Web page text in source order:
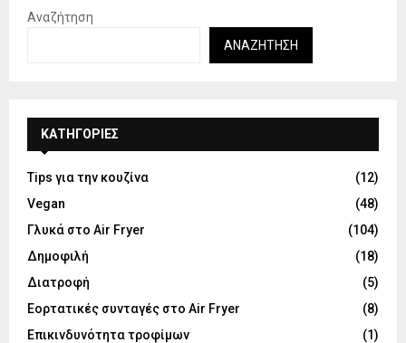
Αναζήτηση
ΑΝΑΖΉΤΗΣΗ
KΑΤΗΓΟΡΊΕΣ
Tips για την κουζίνα
(12)
Vegan
(48)
Γλυκά στο Air Fryer
(104)
Δημοφιλή
(18)
Διατροφή
(5)
Εορτατικές συνταγές στο Air Fryer
(8)
Επικινδυνότητα τροφίμων
(1)